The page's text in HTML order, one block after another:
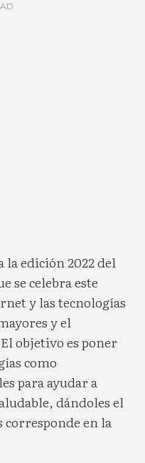
la edición 2022 del
se celebra este
y las tecnologías
y el
objetivo es poner
como
para ayudar a
dándoles el
en la